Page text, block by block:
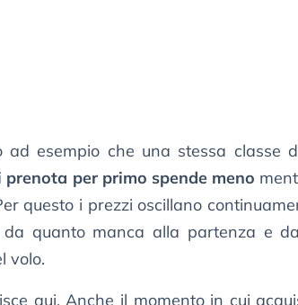
ad esempio che una stessa classe
prenota per primo spende meno
questo i prezzi oscillano
da quanto manca alla partenza e
volo.
qui. Anche il momento in cui